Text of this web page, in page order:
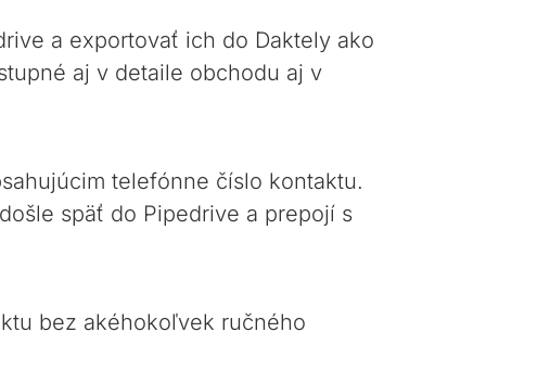
a exportovať ich do Daktely ako
aj v detaile obchodu aj v
telefónne číslo kontaktu.
späť do Pipedrive a prepojí s
bez akéhokoľvek ručného